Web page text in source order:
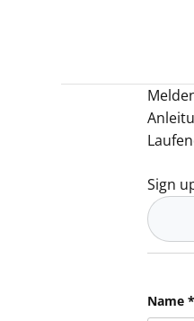
Sign
Email
Name *